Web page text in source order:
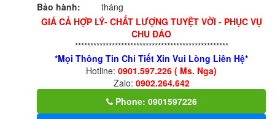
dựa
trên
đánh
Bảo hành:
tháng
GIÁ CẢ HỢP LÝ- CHẤT LƯỢNG TUYỆT VỜI - PHỤC VỤ
CHU ĐÁO
**************************************************
*Mọi Thông Tin Chi Tiết Xin Vui Lòng Liên Hệ*
Hotline: 0901.597.226 ( Ms. Nga)
Zalo: 0902.264.642
Phone: 0901597226